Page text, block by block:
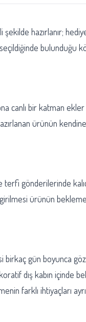
şekilde hazırlanır;
seçildiğinde
canlı bir katman
ürünün
terfi gönderilerinde
ürünün
birkaç gün boyunca
dış kabın içinde
farklı ihtiyaçları